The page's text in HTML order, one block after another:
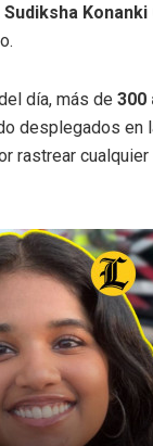
Sudiksha Konanki
día, más de 300
desplegados en
rastrear